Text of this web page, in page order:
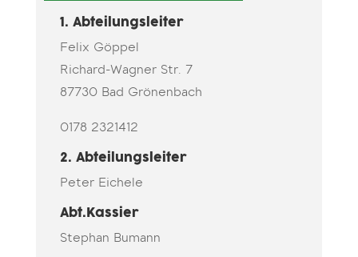
1. Abteilungsleiter
Felix Göppel
Richard-Wagner Str. 7
87730 Bad Grönenbach
‪0178 2321412
2. Abteilungsleiter
Peter Eichele
Abt.Kassier
Stephan Bumann